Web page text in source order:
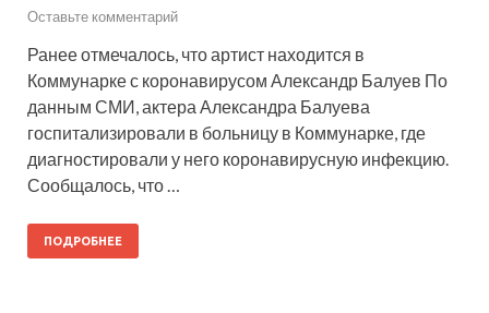
Оставьте комментарий
Ранее отмечалось, что артист находится в
Коммунарке с коронавирусом Александр Балуев По
данным СМИ, актера Александра Балуева
госпитализировали в больницу в Коммунарке, где
диагностировали у него коронавирусную инфекцию.
Сообщалось, что …
ПОДРОБНЕЕ